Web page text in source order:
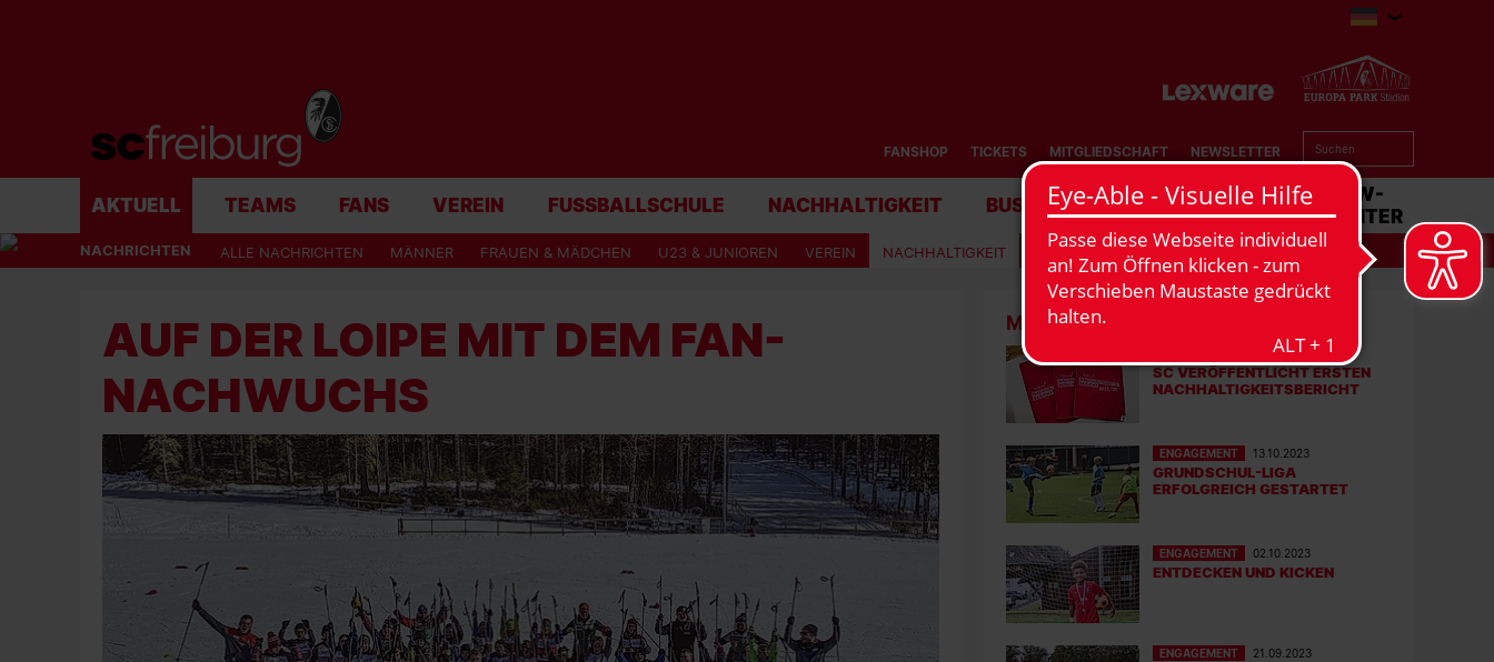
FANSHOP TICKETS MITGLIEDSCHAFT NEWSLETTER
AKTUELL TEAMS FANS VEREIN FUSSBALLSCHULE NACHHALTIGKEIT BUSINESS STADION MATCHCENTER
NACHRICHTEN ALLE NACHRICHTEN MÄNNER FRAUEN & MÄDCHEN U23 & JUNIOREN VEREIN NACHHALTIGKEIT
AUF DER LOIPE MIT DEM FAN-
NACHWUCHS
MEHR NEWS
17.10.2023
SC VERÖFFENTLICHT ERSTEN
NACHHALTIGKEITSBERICHT
ENGAGEMENT 13.10.2023
GRUNDSCHUL-LIGA
ERFOLGREICH GESTARTET
ENGAGEMENT 02.10.2023
ENTDECKEN UND KICKEN
ENGAGEMENT 21.09.2023